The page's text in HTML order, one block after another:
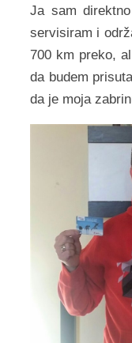
Ja sam
servisiram i
700 km preko,
da budem
da je moja